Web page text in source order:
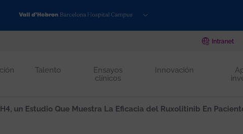
Intranet
Talento
Ensayos
clínicos
Innovación
un Estudio Que Muestra La Eficacia del Ruxolitinib En